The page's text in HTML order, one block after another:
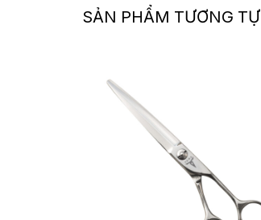
SẢN PHẨM TƯƠNG TỰ